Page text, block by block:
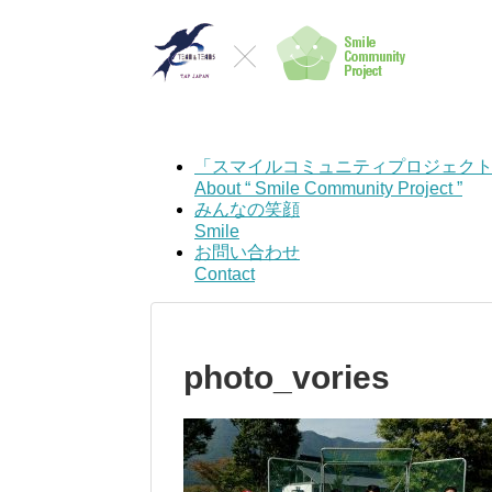
「スマイルコミュニティプロジェク
About “ Smile Community Project ”
みんなの笑顔
Smile
お問い合わせ
Contact
photo_vories